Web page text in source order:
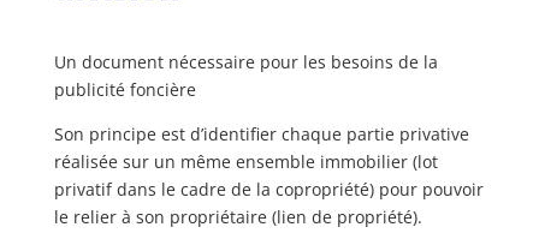
Un document nécessaire pour les besoins de la
publicité foncière
Son principe est d’identifier chaque partie privative
réalisée sur un même ensemble immobilier (lot
privatif dans le cadre de la copropriété) pour pouvoir
le relier à son propriétaire (lien de propriété).